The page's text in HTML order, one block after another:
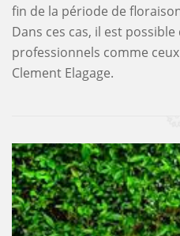
fin de la période de
Dans ces cas, il est
professionnels comme
Clement Elagage.